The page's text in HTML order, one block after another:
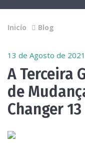
Inicío Blog
13 de Agosto de 2021
A Terceira
de
Changer 13